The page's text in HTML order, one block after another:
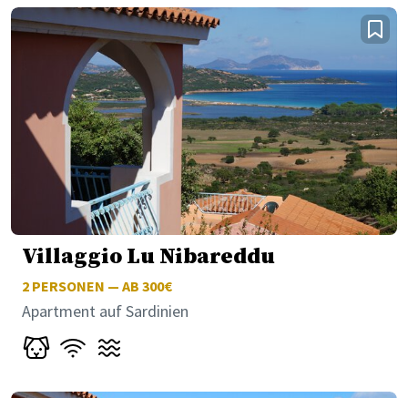
Villaggio Lu Nibareddu
2 PERSONEN — AB 300€
Apartment auf Sardinien